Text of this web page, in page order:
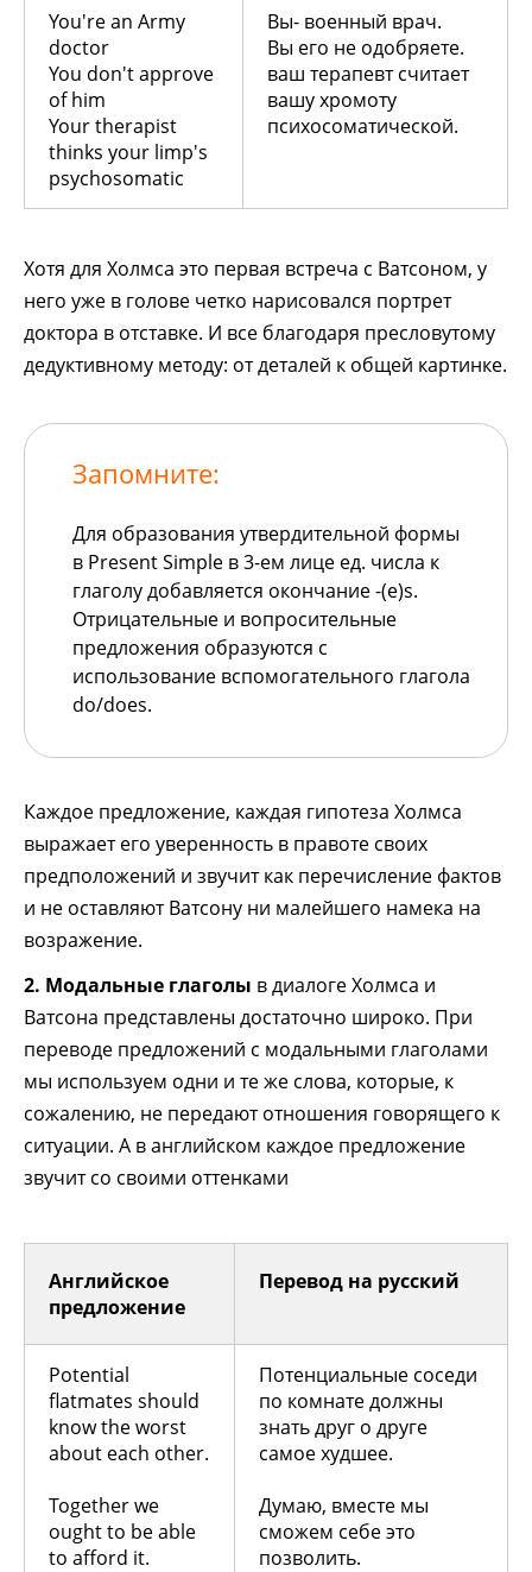
You're an Army
doctor
You don't approve
of him
Your therapist
thinks your limp's
psychosomatic
Вы- военный врач.
Вы его не одобряете.
ваш терапевт считает
вашу хромоту
психосоматической.
Хотя для Холмса это первая встреча с Ватсоном, у
него уже в голове четко нарисовался портрет
доктора в отставке. И все благодаря пресловутому
дедуктивному методу: от деталей к общей картинке.
Запомните:
Для образования утвердительной формы
в Present Simple в 3-ем лице ед. числа к
глаголу добавляется окончание -(e)s.
Отрицательные и вопросительные
предложения образуются с
использование вспомогательного глагола
do/does.
Каждое предложение, каждая гипотеза Холмса
выражает его уверенность в правоте своих
предположений и звучит как перечисление фактов
и не оставляют Ватсону ни малейшего намека на
возражение.
2. Модальные глаголы в диалоге Холмса и
Ватсона представлены достаточно широко. При
переводе предложений с модальными глаголами
мы используем одни и те же слова, которые, к
сожалению, не передают отношения говорящего к
ситуации. А в английском каждое предложение
звучит со своими оттенками
Английское
предложение
Перевод на русский
Potential
flatmates should
know the worst
about each other.
Together we
ought to be able
to afford it.
Потенциальные соседи
по комнате должны
знать друг о друге
самое худшее.
Думаю, вместе мы
сможем себе это
позволить.